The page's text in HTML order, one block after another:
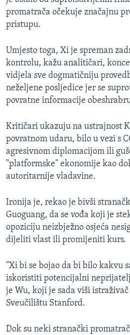
promatrača očekuje značajnu
pristupu.
Umjesto toga, Xi je spreman
kontrolu, kažu analitičari,
vidjela sve dogmatičniju
neželjene posljedice jer se
povratne informacije
Kritičari ukazuju na ustrajnost
povratnom udaru, bilo u vezi s
agresivnom diplomacijom ili
"platformske" ekonomije kao
autoritarnije vladavine.
Ironija je, rekao je bivši
Guoguang, da se vođa koji je
opoziciju neizbježno osjeća
dijeliti vlast ili promijeniti kurs.
"Xi bi se bojao da bi bilo kakvu
iskoristiti potencijalni
je Wu, koji je sada viši
Sveučilištu Stanford.
Dok su neki stranački